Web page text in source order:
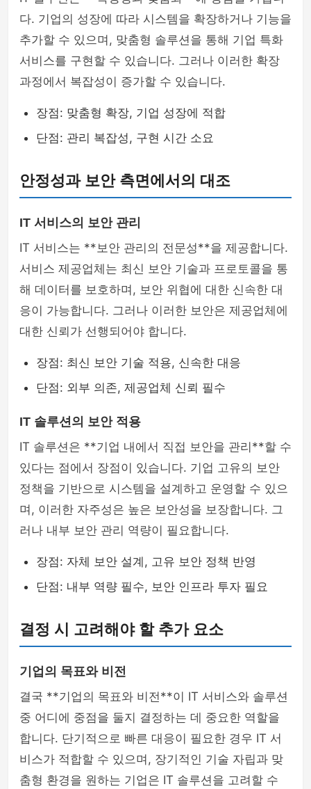
다. 기업의 성장에 따라 시스템을 확장하거나 기능을
추가할 수 있으며, 맞춤형 솔루션을 통해 기업 특화
서비스를 구현할 수 있습니다. 그러나 이러한 확장
과정에서 복잡성이 증가할 수 있습니다.
장점: 맞춤형 확장, 기업 성장에 적합
단점: 관리 복잡성, 구현 시간 소요
안정성과 보안 측면에서의 대조
IT 서비스의 보안 관리
IT 서비스는 **보안 관리의 전문성**을 제공합니다.
서비스 제공업체는 최신 보안 기술과 프로토콜을 통
해 데이터를 보호하며, 보안 위협에 대한 신속한 대
응이 가능합니다. 그러나 이러한 보안은 제공업체에
대한 신뢰가 선행되어야 합니다.
장점: 최신 보안 기술 적용, 신속한 대응
단점: 외부 의존, 제공업체 신뢰 필수
IT 솔루션의 보안 적용
IT 솔루션은 **기업 내에서 직접 보안을 관리**할 수
있다는 점에서 장점이 있습니다. 기업 고유의 보안
정책을 기반으로 시스템을 설계하고 운영할 수 있으
며, 이러한 자주성은 높은 보안성을 보장합니다. 그
러나 내부 보안 관리 역량이 필요합니다.
장점: 자체 보안 설계, 고유 보안 정책 반영
단점: 내부 역량 필수, 보안 인프라 투자 필요
결정 시 고려해야 할 추가 요소
기업의 목표와 비전
결국 **기업의 목표와 비전**이 IT 서비스와 솔루션
중 어디에 중점을 둘지 결정하는 데 중요한 역할을
합니다. 단기적으로 빠른 대응이 필요한 경우 IT 서
비스가 적합할 수 있으며, 장기적인 기술 자립과 맞
춤형 환경을 원하는 기업은 IT 솔루션을 고려할 수